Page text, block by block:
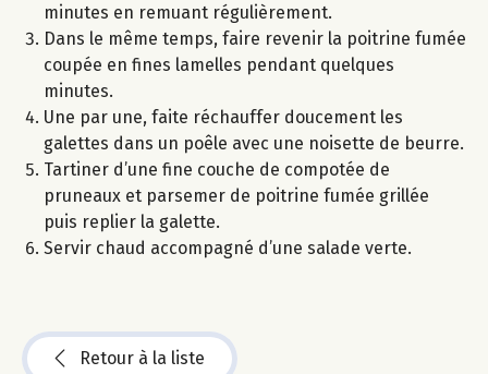
minutes en remuant régulièrement.
Dans le même temps, faire revenir la poitrine fumée
coupée en fines lamelles pendant quelques
minutes.
Une par une, faite réchauffer doucement les
galettes dans un poêle avec une noisette de beurre.
Tartiner d’une fine couche de compotée de
pruneaux et parsemer de poitrine fumée grillée
puis replier la galette.
Servir chaud accompagné d’une salade verte.
Retour à la liste